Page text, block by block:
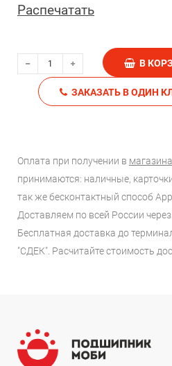
Распечатать
В
ЗАКАЗАТЬ В
Оплата при получении в
принимаются: наличные,
так же бесконтактный способ
Доставляем по всей России
Бесплатная доставка до
"СДЕК". Расчитайте стоимость